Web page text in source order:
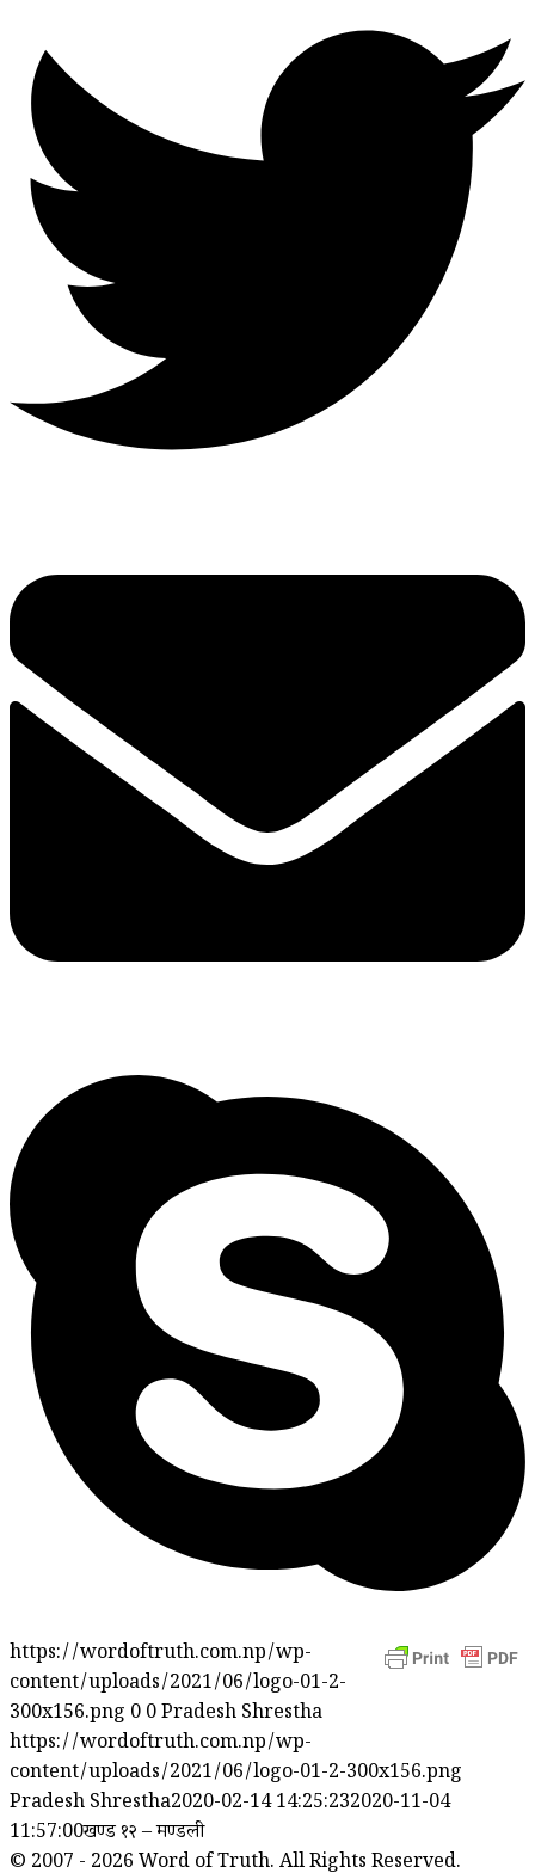
https://wordoftruth.com.np/wp-
content/uploads/2021/06/logo-01-2-
300x156.png 0 0Pradesh Shrestha
https://wordoftruth.com.np/wp-
content/uploads/2021/06/logo-01-2-300x156.png
Pradesh Shrestha2020-02-14 14:25:232020-11-04
11:57:00खण्ड १२ – मण्डली
© 2007 - 2026 Word of Truth. All Rights Reserved.